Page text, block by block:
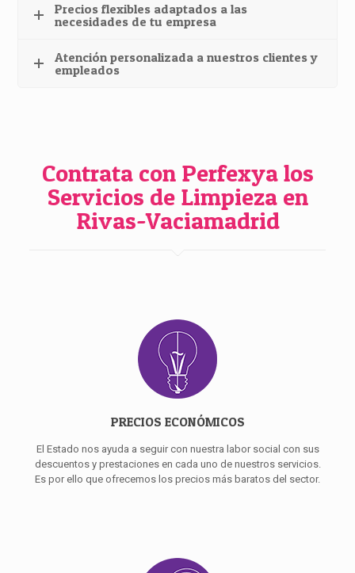
Precios flexibles adaptados a las
necesidades de tu empresa
Atención personalizada a nuestros clientes y
empleados
Contrata con Perfexya los
Servicios de Limpieza en
Rivas-Vaciamadrid
PRECIOS ECONÓMICOS
El Estado nos ayuda a seguir con nuestra labor social con sus
descuentos y prestaciones en cada uno de nuestros servicios.
Es por ello que ofrecemos los precios más baratos del sector.